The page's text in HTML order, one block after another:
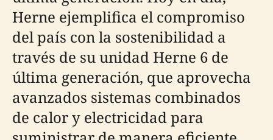
Herne ejemplifica el compromiso
del país con la sostenibilidad a
través de su unidad Herne 6 de
última generación, que aprovecha
avanzados sistemas combinados
de calor y electricidad para